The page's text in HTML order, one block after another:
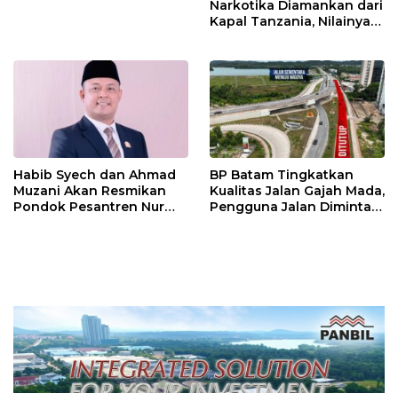
Narkotika Diamankan dari
Kapal Tanzania, Nilainya
Habib Syech dan Ahmad
Muzani Akan Resmikan
Pondok Pesantren Nur
BP Batam Tingkatkan
Kualitas Jalan Gajah Mada,
Pengguna Jalan Diminta